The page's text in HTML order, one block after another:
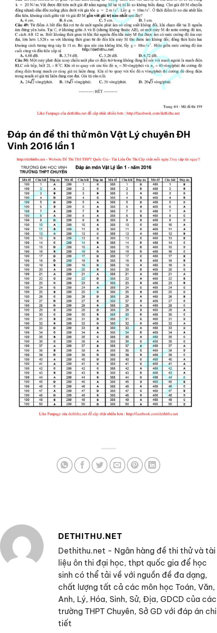
Đáp án đề thi thử môn Vật Lý chuyên ĐH
Vinh 2016 lần 1
DETHITHU.NET
Dethithu.net - Ngân hàng đề thi thử và tài
liệu ôn thi đại học, thpt quốc gia để học
sinh có thể tải về với nguồn đề đa dạng,
chất lượng tất cả các môn học Toán, Văn,
Anh, Lý, Hóa, Sinh, Sử, Địa, GDCD của các
trường THPT Chuyên, Sở GD với đáp án chi
tiết